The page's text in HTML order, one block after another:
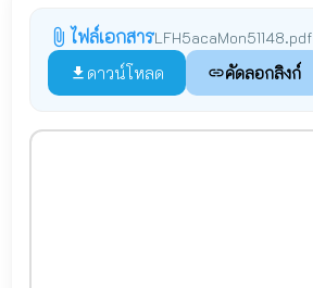
attach_file ไฟล์เอกสารLFH5acaMon51148.pdf
file_download ดาวน์โหลด linkคัดลอกลิงก์